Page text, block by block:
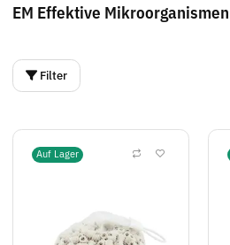
EM Effektive Mikroorganismen
Filter
Auf Lager